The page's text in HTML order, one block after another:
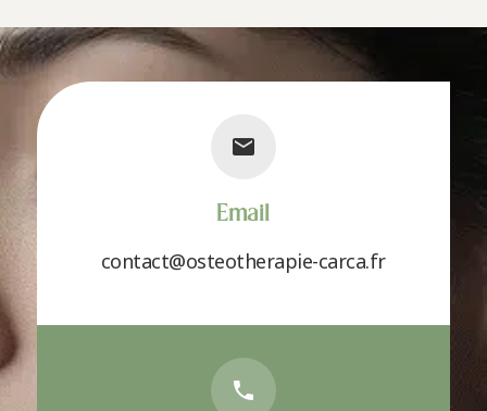
Email
contact@osteotherapie-carca.fr